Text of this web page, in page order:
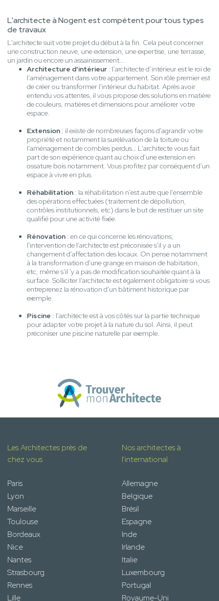
L'architecte à Nogent est compétent pour tous types
de travaux
L'architecte suit votre projet du début à la fin. Cela peut concerner
une construction neuve, une extension, une expertise, une terrasse,
un jardin ou encore un assainissement...
Architecture d'intérieur : l’architecte d’intérieur est le roi de
l’aménagement dans votre appartement. Son rôle premier est
de créer ou transformer l'intérieur du habitat. Après avoir
entendu vos attentes, il vous propose des solutions en matière
de couleurs, matières et dimensions pour améliorer votre
espace.
Extension : il existe de nombreuses façons d'agrandir votre
propriété et notamment la surélévation de la toiture ou
l'aménagement de combles perdus… L'architecte vous fait
part de son expérience quant au choix d'une extension en
ossature bois notamment. Vous profitez par conséquent d'un
espace à vivre en plus.
Réhabilitation : la réhabilitation n'est autre que l'ensemble
des opérations effectuées (traitement de dépollution,
contrôles institutionnels, etc) dans le but de restituer un site
qualifié pour une activité fixée.
Rénovation : en ce qui concerne les rénovations,
l'intervention de l'architecte est préconisée s'il y a un
changement d'affectation des locaux. On pense notamment
à la transformation d'une grange en maison de habitation,
etc, même s'il 'y a pas de modification souhaitée quant à la
surface. Solliciter l'architecte est également obligatoire si vous
entreprenez la rénovation d'un bâtiment historique par
exemple.
Piscine : l'architecte est à vos côtés sur la partie technique
pour adapter votre projet à la nature du sol. Ainsi, il peut
préconiser une piscine naturelle par exemple.
Les Architectes près de
chez vous
Paris
Lyon
Marseille
Toulouse
Bordeaux
Nice
Nantes
Strasbourg
Rennes
Lille
Nos architectes à
l'international
Allemagne
Belgique
Brésil
Espagne
Inde
Irlande
Italie
Luxembourg
Portugal
Royaume-Uni